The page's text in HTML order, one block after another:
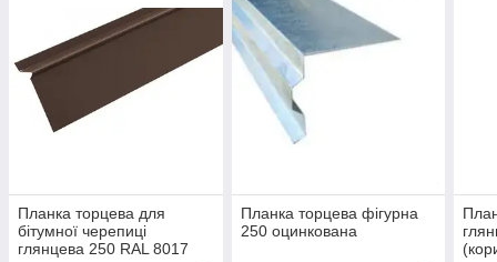
Планка торцева для
бітумної черепиці
глянцева 250 RAL 8017
Планка торцева фігурна
250 оцинкована